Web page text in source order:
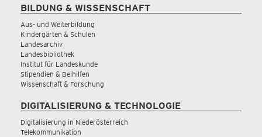
BILDUNG & WISSENSCHAFT
Aus- und Weiterbildung
Kindergärten & Schulen
Landesarchiv
Landesbibliothek
Institut für Landeskunde
Stipendien & Beihilfen
Wissenschaft & Forschung
DIGITALISIERUNG & TECHNOLOGIE
Digitalisierung in Niederösterreich
Telekommunikation